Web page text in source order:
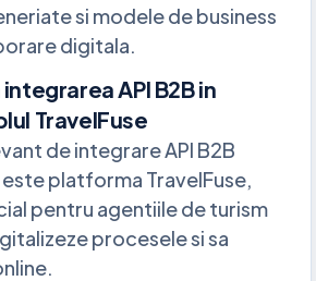
si modele de business
digitala.
API B2B in
TravelFuse
de integrare API B2B
platforma TravelFuse,
pentru agentiile de turism
procesele si sa